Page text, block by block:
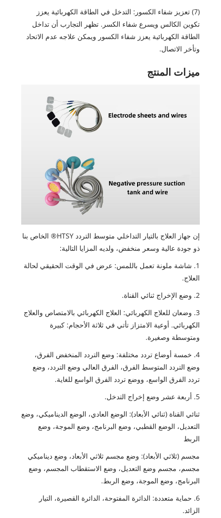
(7) تعزيز شفاء الكسور: التدخل في الطاقة الكهربائية يعزز
تكوين الكالس ويسرع شفاء الكسر. تظهر التجارب أن تداخل
الطاقة الكهربائية يعزز شفاء الكسور ويمكن علاجه عدم الاتحاد
وتأخر الاتصال.
ميزات المنتج
إن جهاز العلاج بالتيار التداخلي متوسط التردد HTSY® الخاص بنا
ذو جودة عالية وسعر منخفض، ولديه المزايا التالية:
1. شاشة ملونة تعمل باللمس: عرض في الوقت الحقيقي لحالة
العلاج.
2. وضع الإخراج ثنائي القناة.
3. وضعان للعلاج الكهربائي: العلاج الكهربائي بالامتصاص والعلاج
الكهربائي. أوعية الامتزاز تأتي في ثلاثة الأحجام: كبيرة
ومتوسطة وصغيرة.
4. خمسة أوضاع تردد مختلفة: وضع التردد المنخفض الفرق،
وضع التردد المتوسط الفرق، الفرق العالي وضع التردد، وضع
تردد الفرق الواسع، ووضع تردد الفرق الواسع للغاية.
5. أربعة عشر وضع إخراج التدخل.
ثنائي القناة (ثنائي الأبعاد): الوضع العادي، الوضع الديناميكي، وضع
التعديل، الوضع القطبي، وضع البرنامج، وضع الموجة، وضع
الربط
مجسم (ثلاثي الأبعاد): وضع مجسم ثلاثي الأبعاد، وضع ديناميكي
مجسم، مجسم وضع التعديل، وضع الاستقطاب المجسم، وضع
البرنامج، وضع الموجة، وضع الربط.
6. حماية متعددة: الدائرة المفتوحة، الدائرة القصيرة، التيار
الزائد.